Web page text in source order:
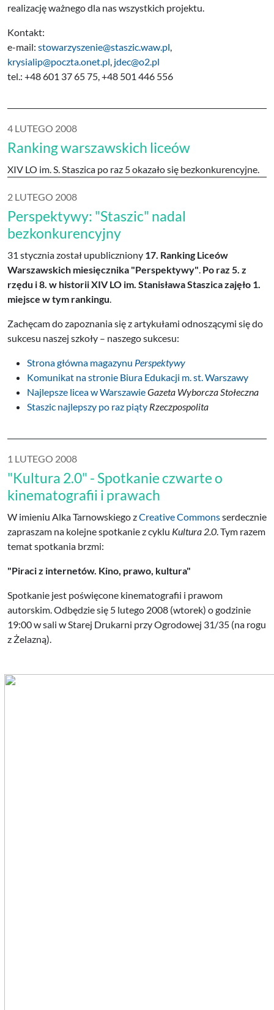
realizację ważnego dla nas wszystkich projektu.
Kontakt:
e-mail: stowarzyszenie@staszic.waw.pl,
krysialip@poczta.onet.pl, jdec@o2.pl
tel.: +48 601 37 65 75, +48 501 446 556
4 LUTEGO 2008
Ranking warszawskich liceów
XIV LO im. S. Staszica po raz 5 okazało się bezkonkurencyjne.
2 LUTEGO 2008
Perspektywy: "Staszic" nadal
bezkonkurencyjny
31 stycznia został upubliczniony 17. Ranking Liceów
Warszawskich miesięcznika "Perspektywy". Po raz 5. z
rzędu i 8. w historii XIV LO im. Stanisława Staszica zajęło 1.
miejsce w tym rankingu.
Zachęcam do zapoznania się z artykułami odnoszącymi się do
sukcesu naszej szkoły – naszego sukcesu:
Strona główna magazynu Perspektywy
Komunikat na stronie Biura Edukacji m. st. Warszawy
Najlepsze licea w WarszawieGazeta Wyborcza Stołeczna
Staszic najlepszy po raz piąty Rzeczpospolita
1 LUTEGO 2008
"Kultura 2.0" - Spotkanie czwarte o
kinematografii i prawach
W imieniu Alka Tarnowskiego zCreative Commonsserdecznie
zapraszam na kolejne spotkanie z cyklu Kultura 2.0. Tym razem
temat spotkania brzmi:
"Piraci z internetów. Kino, prawo, kultura"
Spotkanie jest poświęcone kinematografii i prawom
autorskim. Odbędzie się 5 lutego 2008 (wtorek) o godzinie
19:00 w sali w Starej Drukarni przy Ogrodowej 31/35 (na rogu
z Żelazną).